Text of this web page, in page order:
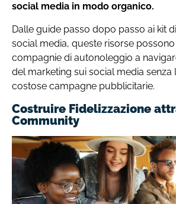
social media in modo organico.
Dalle guide passo dopo passo ai kit
social media, queste risorse
compagnie di autonoleggio a
del marketing sui social media senza
costose campagne pubblicitarie.
Costruire Fidelizzazione
Community